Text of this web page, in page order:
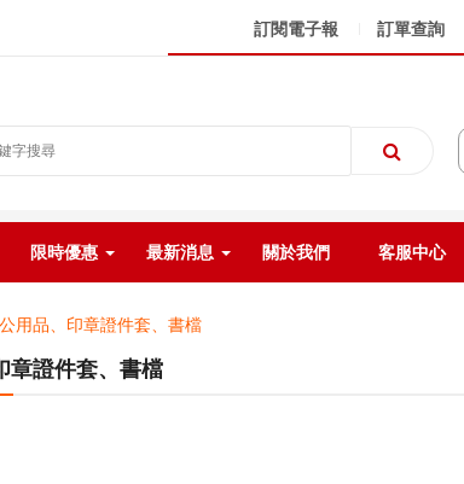
訂閱電子報 訂單查詢
限時優惠 最新消息 關於我們 客服中心
用品、印章證件套、書檔
章證件套、書檔